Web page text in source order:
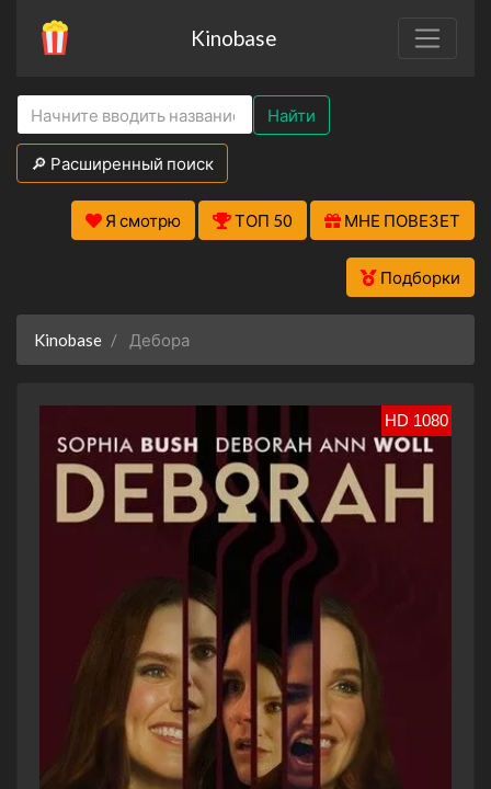
Kinobase
Найти
🔎 Расширенный поиск
Я смотрю ТОП 50 МНЕ ПОВЕЗЕТ
Подборки
Kinobase Дебора
HD 1080